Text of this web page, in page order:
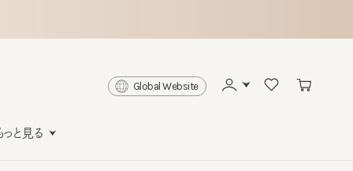
Global Website
る